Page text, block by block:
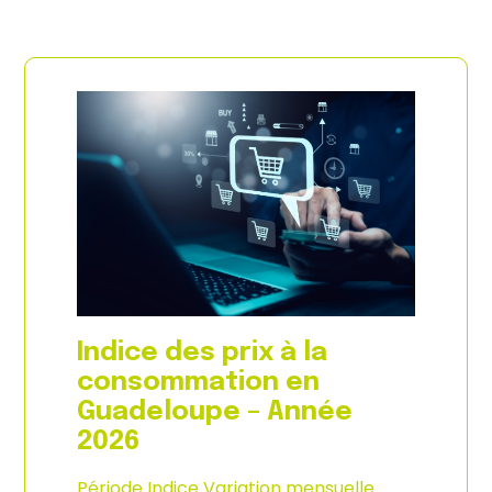
Indice des prix à la
consommation en
Guadeloupe – Année
2026